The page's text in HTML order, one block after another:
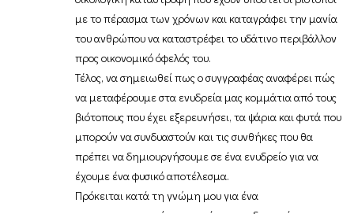
με το πέρασμα των χρόνων και καταγράφει την μανία
του ανθρώπου να καταστρέφει το υδάτινο περιβάλλον
προς οικονομικό όφελός του.
Τέλος, να σημειωθεί πως ο συγγραφέας αναφέρει πώς
να μεταφέρουμε στα ενυδρεία μας κομμάτια από τους
βιότοπους που έχει εξερευνήσει, τα ψάρια και φυτά που
μπορούν να συνδυαστούν και τις συνθήκες που θα
πρέπει να δημιουργήσουμε σε ένα ενυδρείο για να
έχουμε ένα φυσικό αποτέλεσμα.
Πρόκειται κατά τη γνώμη μου για ένα